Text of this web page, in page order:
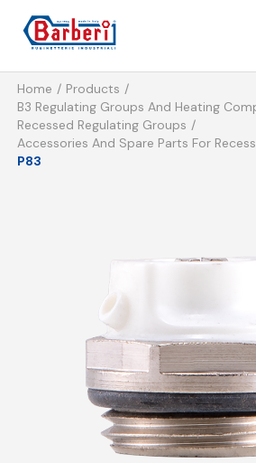
Home
Products
B3 Regulating Groups And Heating
Recessed Regulating Groups
Accessories And Spare Parts For
P83